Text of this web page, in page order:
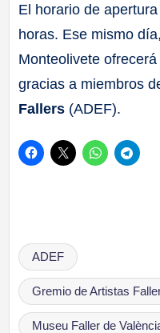
El horario de
horas. Ese mismo
Monteolivete ofrecerá
gracias a miembros
Fallers (ADEF).
Etiquetas:
ADEF
Gremio de Artistas
Museu Faller de